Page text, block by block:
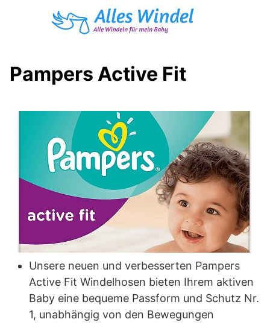
Pampers Active Fit
Unsere neuen und verbesserten Pampers
Active Fit Windelhosen bieten Ihrem aktiven
Baby eine bequeme Passform und Schutz Nr.
1, unabhängig von den Bewegungen